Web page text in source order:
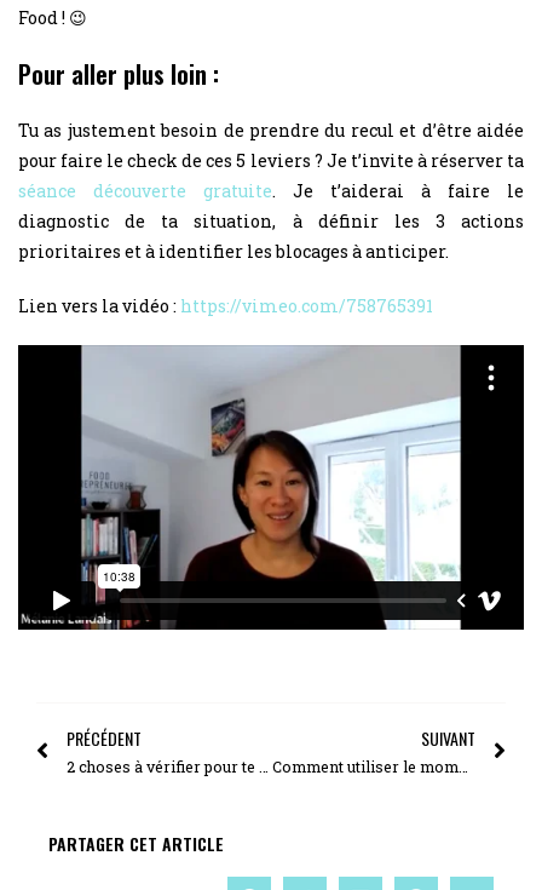
Food ! 😉
Pour aller plus loin :
Tu as justement besoin de prendre du recul et d’être aidée
pour faire le check de ces 5 leviers ? Je t’invite à réserver ta
séance découverte gratuite. Je t’aiderai à faire le
diagnostic de ta situation, à définir les 3 actions
prioritaires et à identifier les blocages à anticiper.
Lien vers la vidéo : https://vimeo.com/758765391
PRÉCÉDENT SUIVANT
PARTAGER CET ARTICLE